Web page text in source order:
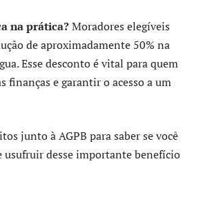
na prática?Moradores elegíveis
de aproximadamente 50% na
Esse desconto é vital para quem
finanças e garantir o acesso a um
junto à AGPB para saber se você
usufruir desse importante benefício